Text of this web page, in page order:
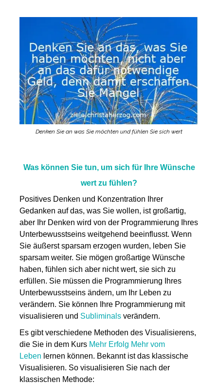
Denken Sie an was Sie möchten und fühlen Sie sich wert
Was können Sie tun, um sich für Ihre Wünsche
wert zu fühlen?
Positives Denken und Konzentration Ihrer
Gedanken auf das, was Sie wollen, ist großartig,
aber Ihr Denken wird von der Programmierung Ihres
Unterbewusstseins weitgehend beeinflusst. Wenn
Sie äußerst sparsam erzogen wurden, leben Sie
sparsam weiter. Sie mögen großartige Wünsche
haben, fühlen sich aber nicht wert, sie sich zu
erfüllen. Sie müssen die Programmierung Ihres
Unterbewusstseins ändern, um Ihr Leben zu
verändern. Sie können Ihre Programmierung mit
visualisieren und Subliminals verändern.
Es gibt verschiedene Methoden des Visualisierens,
die Sie in dem Kurs Mehr Erfolg Mehr vom
Leben lernen können. Bekannt ist das klassische
Visualisieren. So visualisieren Sie nach der
klassischen Methode: